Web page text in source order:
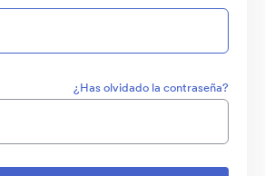
¿Has olvidado la contraseña?